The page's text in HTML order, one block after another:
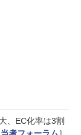
、EC化率は3割
者フォーラム］